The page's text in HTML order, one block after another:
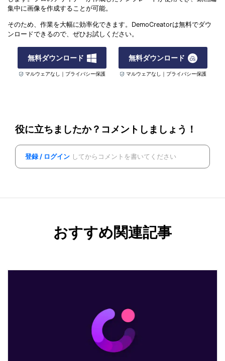
集中に画像を作成することが可能。
そのため、作業を大幅に効率化できます。DemoCreatorは無料でダウ
ンロードできるので、ぜひお試しください。
無料ダウンロード
マルウェアなし｜プライバシー保護
無料ダウンロード
マルウェアなし｜プライバシー保護
役に立ちましたか？コメントしましょう！
登録 / ログイン してからコメントを書いてください
おすすめ関連記事